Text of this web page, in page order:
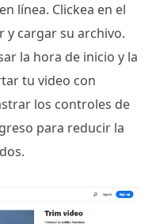
línea. Clickea en el
y cargar su archivo.
la hora de inicio y la
tu video con
los controles de
para reducir la